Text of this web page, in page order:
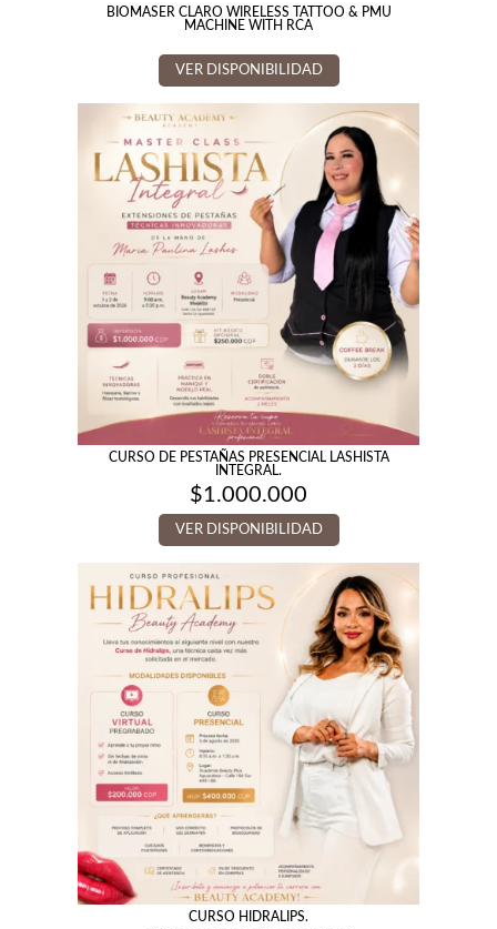
BIOMASER CLARO WIRELESS TATTOO & PMU
MACHINE WITH RCA
VER DISPONIBILIDAD
CURSO DE PESTAÑAS PRESENCIAL LASHISTA
INTEGRAL.
$1.000.000
VER DISPONIBILIDAD
CURSO HIDRALIPS.